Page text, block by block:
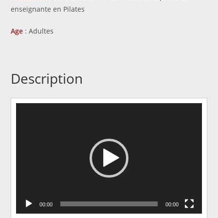
enseignante en Pilates
Age : Adultes
Description
00:00 00:00